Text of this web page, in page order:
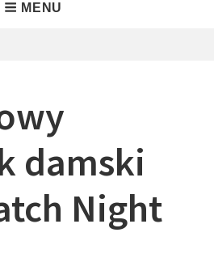
MENU
damski
Night